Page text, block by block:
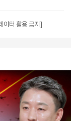
이터 활용 금지]